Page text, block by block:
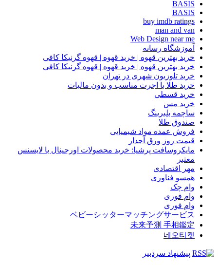
BASIS
BASIS
buy imdb ratings
man and van
Web Design near me
آموزشگاه رسانه
خرید بهترین قهوه | خرید قهوه | قهوه گرنیکا کافی
خرید بهترین قهوه | خرید قهوه | قهوه گرنیکا کافی
خرید تلوزیون شهری در تهران
خرید طلا با اجرت مناسب و بدون مالیات
خرید قسطی
خرید مس
ساچمه بلبرینگ
صندوق طلا
فروش عمده مواد شیمیایی
قیمت روز ورق آجدار
مایکروسافت پرشیا: خرید محصولات اورجینال با لایسنس
معتبر
مهر اقتصادی
همسو فناوری
وام چک
وام فوری
وام فوری
ベビーシッターマッチングサービス
未来予測 手相鑑定
네오티켓
پیشنهاد سردبیر